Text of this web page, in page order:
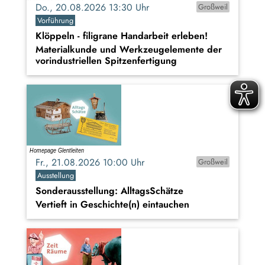
Do., 20.08.2026 13:30 Uhr
Großweil
Vorführung
Klöppeln - filigrane Handarbeit erleben!
Materialkunde und Werkzeugelemente der
vorindustriellen Spitzenfertigung
Fr., 21.08.2026 10:00 Uhr
Großweil
Ausstellung
Sonderausstellung: AlltagsSchätze
Vertieft in Geschichte(n) eintauchen